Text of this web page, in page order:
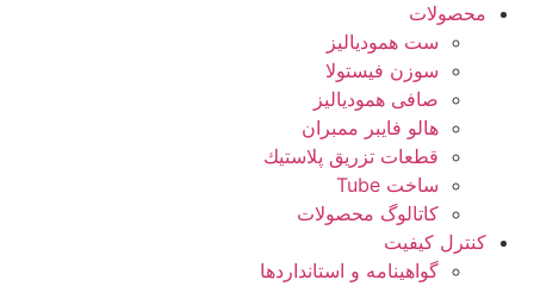
محصولات
ست همودیالیز
سوزن فیستولا
صافی همودیالیز
هالو فایبر ممبران
قطعات تزريق پلاستيك
ساخت Tube
کاتالوگ محصولات
کنترل کیفیت
گواهينامه و استانداردها